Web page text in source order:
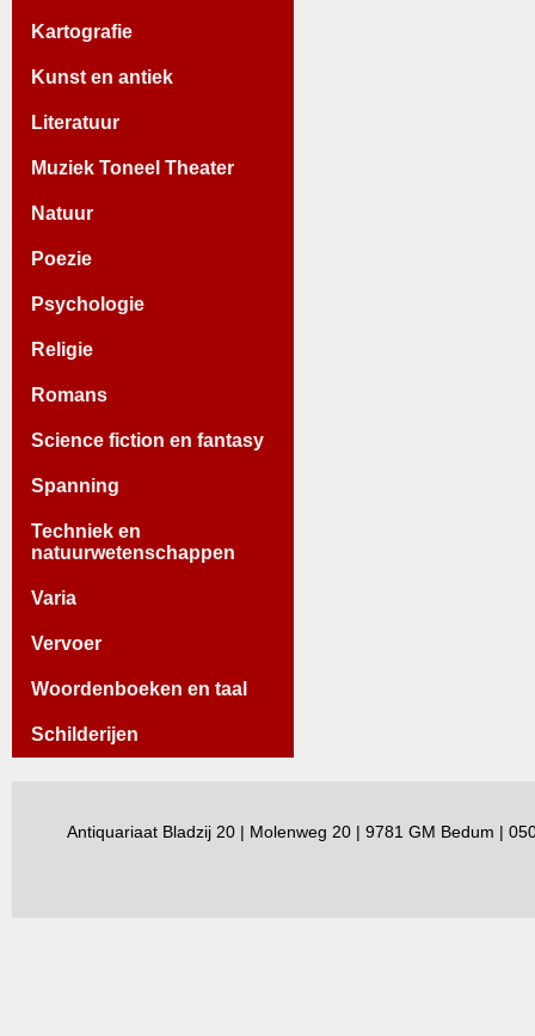
Kartografie
Kunst en antiek
Literatuur
Muziek Toneel Theater
Natuur
Poezie
Psychologie
Religie
Romans
Science fiction en fantasy
Spanning
Techniek en
natuurwetenschappen
Varia
Vervoer
Woordenboeken en taal
Schilderijen
Antiquariaat Bladzij 20 | Molenweg 20 | 9781 GM Bedum |